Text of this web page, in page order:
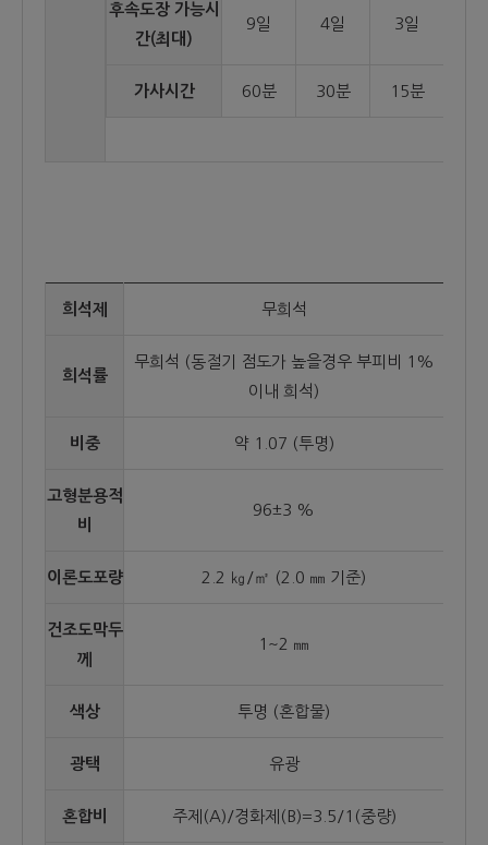
후속도장 가능시
간(최대)
9일 4일 3일
가사시간 60분 30분 15분
희석제 무희석
희석률
무희석 (동절기 점도가 높을경우 부피비 1%
이내 희석)
비중 약 1.07 (투명)
고형분용적
비
96±3 %
이론도포량 2.2 ㎏/㎡ (2.0 ㎜ 기준)
건조도막두
께
1~2 ㎜
색상 투명 (혼합물)
광택 유광
혼합비 주제(A)/경화제(B)=3.5/1(중량)